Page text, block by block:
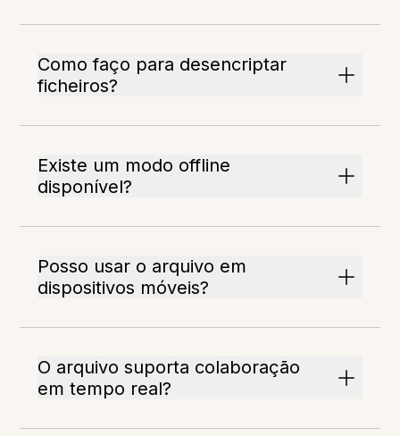
Como faço para desencriptar
ficheiros?
Existe um modo offline
disponível?
Posso usar o arquivo em
dispositivos móveis?
O arquivo suporta colaboração
em tempo real?